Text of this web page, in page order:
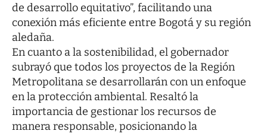
de desarrollo equitativo”, facilitando una
conexión más eficiente entre Bogotá y su región
aledaña.
En cuanto a la sostenibilidad, el gobernador
subrayó que todos los proyectos de la Región
Metropolitana se desarrollarán con un enfoque
en la protección ambiental. Resaltó la
importancia de gestionar los recursos de
manera responsable, posicionando la